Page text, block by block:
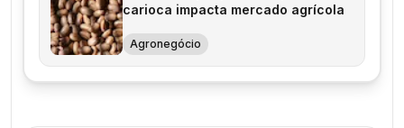
carioca impacta mercado agrícola
Agronegócio